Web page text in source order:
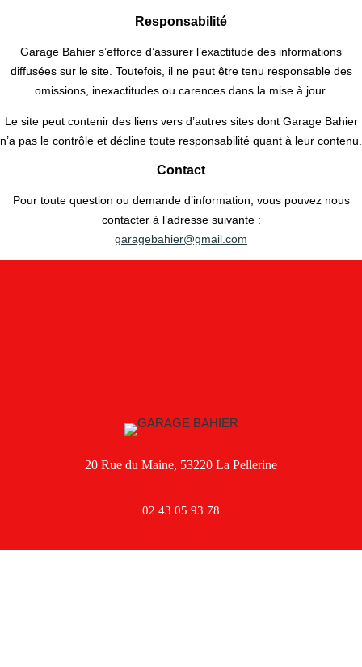
Responsabilité
Garage Bahier s’efforce d’assurer l’exactitude des informations
diffusées sur le site. Toutefois, il ne peut être tenu responsable des
omissions, inexactitudes ou carences dans la mise à jour.
Le site peut contenir des liens vers d’autres sites dont Garage Bahier
n’a pas le contrôle et décline toute responsabilité quant à leur contenu.
Contact
Pour toute question ou demande d’information, vous pouvez nous
contacter à l’adresse suivante :
garagebahier@gmail.com
20 Rue du Maine, 53220 La Pellerine
02 43 05 93 78